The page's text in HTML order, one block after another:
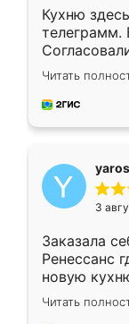
Кухню
телеграмм.
недели
довольны
мебель за
Читать
3
Заказала
Ренессанс
новую
вполне
два года,
Читать